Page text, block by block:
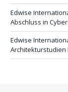
Edwise
Abschluss in
Edwise
Architekturstudien